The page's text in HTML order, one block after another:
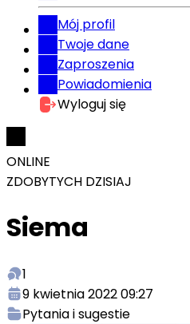
Mój profil
Twoje dane
Zaproszenia
Powiadomienia
Wyloguj się
ONLINE
ZDOBYTYCH DZISIAJ
Siema
1
9 kwietnia 2022 09:27
Pytania i sugestie